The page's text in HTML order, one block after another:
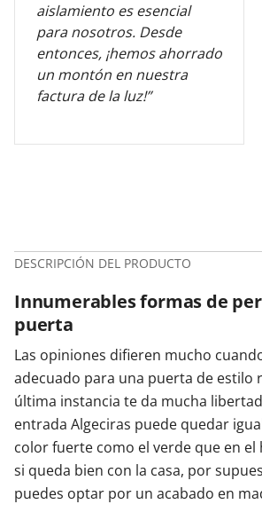
aislamiento es esencial
para nosotros. Desde
entonces, ¡hemos ahorrado
un montón en nuestra
factura de la luz!”
DESCRIPCIÓN DEL PRODUCTO
Innumerables formas de
puerta
Las opiniones difieren mucho
adecuado para una puerta de estilo
última instancia te da mucha
entrada Algeciras puede quedar
color fuerte como el verde que en el
si queda bien con la casa, por
puedes optar por un acabado en